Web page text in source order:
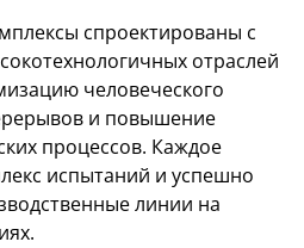
спроектированы с
отраслей
человеческого
и повышение
процессов. Каждое
испытаний и успешно
линии на